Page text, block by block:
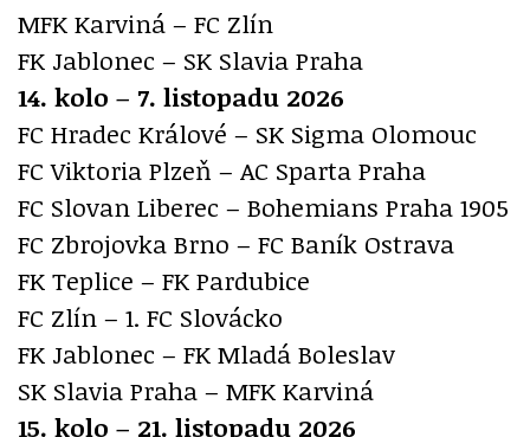
MFK Karviná – FC Zlín
FK Jablonec – SK Slavia Praha
14. kolo – 7. listopadu 2026
FC Hradec Králové – SK Sigma Olomouc
FC Viktoria Plzeň – AC Sparta Praha
FC Slovan Liberec – Bohemians Praha 1905
FC Zbrojovka Brno – FC Baník Ostrava
FK Teplice – FK Pardubice
FC Zlín – 1. FC Slovácko
FK Jablonec – FK Mladá Boleslav
SK Slavia Praha – MFK Karviná
15. kolo – 21. listopadu 2026